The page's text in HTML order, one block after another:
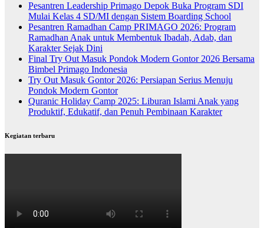
Pesantren Leadership Primago Depok Buka Program SDI
Mulai Kelas 4 SD/MI dengan Sistem Boarding School
Pesantren Ramadhan Camp PRIMAGO 2026: Program
Ramadhan Anak untuk Membentuk Ibadah, Adab, dan
Karakter Sejak Dini
Final Try Out Masuk Pondok Modern Gontor 2026 Bersama
Bimbel Primago Indonesia
Try Out Masuk Gontor 2026: Persiapan Serius Menuju
Pondok Modern Gontor
Quranic Holiday Camp 2025: Liburan Islami Anak yang
Produktif, Edukatif, dan Penuh Pembinaan Karakter
Kegiatan terbaru